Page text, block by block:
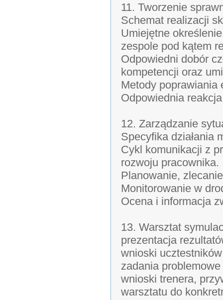
11. Tworzenie
Schemat realizacji
Umiejętne
zespole pod kątem
Odpowiedni dobór
kompetencji oraz
Metody poprawiania
Odpowiednia
12. Zarządzanie
Specyfika działania
Cykl komunikacji z
rozwoju pracownika.
Planowanie,
Monitorowanie w
Ocena i informacja
13. Warsztat
prezentacja
wnioski ucztestników
zadania
wnioski trenera,
warsztatu do